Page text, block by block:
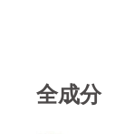
全成分